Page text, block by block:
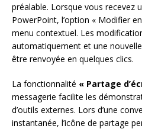
préalable. Lorsque vous recevez
PowerPoint, l’option « Modifier
menu contextuel. Les
automatiquement et une
être renvoyée en quelques clics.
La fonctionnalité « Partage
messagerie facilite les
d’outils externes. Lors d’une
instantanée, l’icône de partage